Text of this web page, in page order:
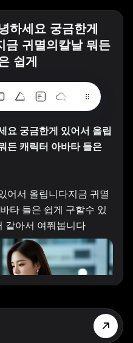
하세요 궁금한게
금 귀멸의칼날 뭐든
쉽게
요 궁금한게 있어서 올립
든 캐릭터 아바타 들은
어서 올립니다지금 귀멸
타 들은 쉽게 구할수 있
같아서 여쭤봅니다